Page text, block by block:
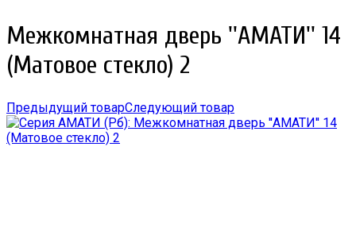
Межкомнатная дверь ''АМАТИ'' 14
(Матовое стекло) 2
Предыдущий товарСледующий товар